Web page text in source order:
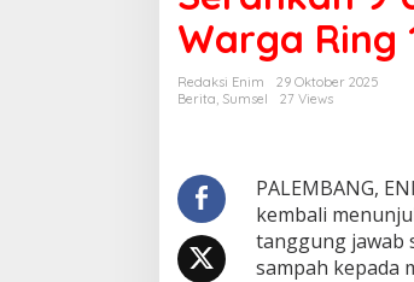
g
h
a
n
L
i
Warga Ring
Redaksi Enim
29 Oktober 2025
Berita Sumsel 27 Views
PALEMBANG,
kembali
tanggung jawab
sampah kepada